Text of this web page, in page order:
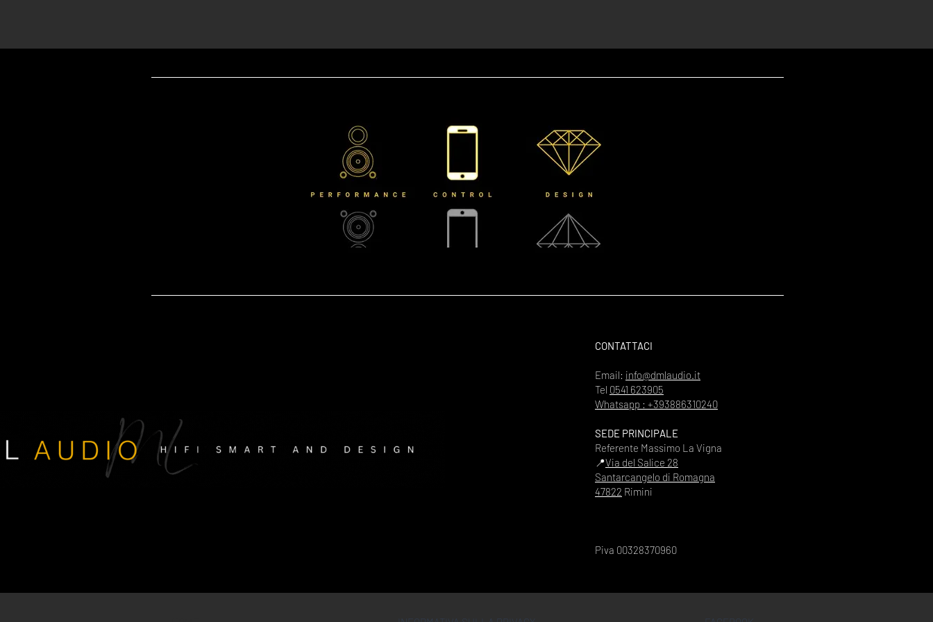
CONTATTACI
Email: info@dmlaudio.it
Tel 0541 623905
Whatsapp : +393886310240
SEDE PRINCIPALE
Referente Massimo La Vigna
📍Via del Salice 28
Santarcangelo di Romagna
47822 Rimini
Piva 00328370960